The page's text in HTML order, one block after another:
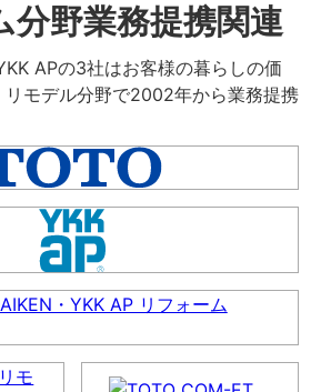
分野業務提携関連
APの3社はお客様の暮らしの価
モデル分野で2002年から業務提携